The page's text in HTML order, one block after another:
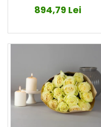
894,79 Lei